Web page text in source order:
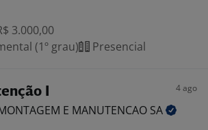
3.000,00
(1º grau)
Presencial
I 4 ago
E MANUTENCAO SA